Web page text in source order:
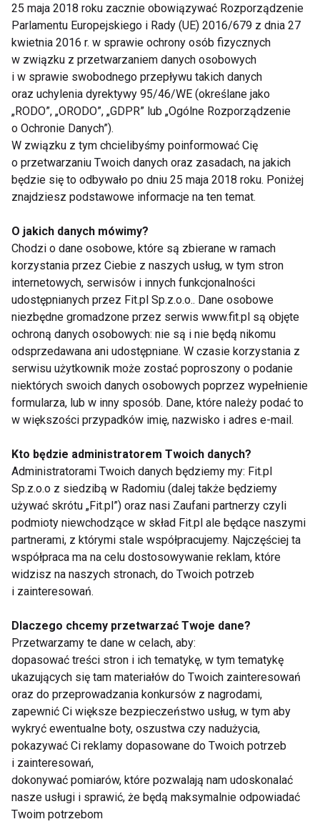
ASICSGRIP oraz AHARPLUS. Efektem jest bardzo
dobra przyczepność nie tylko na suchym asfalcie,
ale również na mokrych nawierzchniach czy
utwardzonych drogach szutrowych.
Równie dobrze prezentuje się trwałość. Wszystko
wskazuje na to, że GEL-KAYANO 33 bez problemu
poradzi sobie z bardzo dużymi przebiegami,
zachowując swoje właściwości przez setki
kilometrów.
Dla kogo jest GEL-KAYANO 33?
Po kilku treningach mam wrażenie, że GEL-KAYANO
33 to świetny wybór dla osób podobnych do mnie –
biegających rekreacyjnie, nieregularnie lub
wracających do aktywności po przerwie. To but,
który wybacza błędy,
Jeśli szukasz modelu do codziennych treningów,
długich spacerów czy spokojnych wybiegań, trudno
będzie narzekać. Natomiast osoby nastawione na
szybkie bieganie i walkę o rekordy prawdopodobnie
wybiorą coś bardziej dynamicznego.
25 maja 2018 roku zacznie obowiązywać Rozporządzenie
Parlamentu Europejskiego i Rady (UE) 2016/679 z dnia 27
kwietnia 2016 r. w sprawie ochrony osób fizycznych
w związku z przetwarzaniem danych osobowych
i w sprawie swobodnego przepływu takich danych
oraz uchylenia dyrektywy 95/46/WE (określane jako
„RODO”, „ORODO”, „GDPR” lub „Ogólne Rozporządzenie
o Ochronie Danych”).
W związku z tym chcielibyśmy poinformować Cię
o przetwarzaniu Twoich danych oraz zasadach, na jakich
będzie się to odbywało po dniu 25 maja 2018 roku. Poniżej
znajdziesz podstawowe informacje na ten temat.
O jakich danych mówimy?
Chodzi o dane osobowe, które są zbierane w ramach
korzystania przez Ciebie z naszych usług, w tym stron
internetowych, serwisów i innych funkcjonalności
udostępnianych przez Fit.pl Sp.z.o.o.. Dane osobowe
niezbędne gromadzone przez serwis www.fit.pl są objęte
ochroną danych osobowych: nie są i nie będą nikomu
odsprzedawana ani udostępniane. W czasie korzystania z
serwisu użytkownik może zostać poproszony o podanie
niektórych swoich danych osobowych poprzez wypełnienie
formularza, lub w inny sposób. Dane, które należy podać to
w większości przypadków imię, nazwisko i adres e-mail.
Kto będzie administratorem Twoich danych?
Administratorami Twoich danych będziemy my: Fit.pl
Sp.z.o.o z siedzibą w Radomiu (dalej także będziemy
używać skrótu „Fit.pl”) oraz nasi Zaufani partnerzy czyli
podmioty niewchodzące w skład Fit.pl ale będące naszymi
partnerami, z którymi stale współpracujemy. Najczęściej ta
współpraca ma na celu dostosowywanie reklam, które
widzisz na naszych stronach, do Twoich potrzeb
i zainteresowań.
Dlaczego chcemy przetwarzać Twoje dane?
Przetwarzamy te dane w celach, aby:
dopasować treści stron i ich tematykę, w tym tematykę
ukazujących się tam materiałów do Twoich zainteresowań
oraz do przeprowadzania konkursów z nagrodami,
zapewnić Ci większe bezpieczeństwo usług, w tym aby
wykryć ewentualne boty, oszustwa czy nadużycia,
pokazywać Ci reklamy dopasowane do Twoich potrzeb
i zainteresowań,
dokonywać pomiarów, które pozwalają nam udoskonalać
nasze usługi i sprawić, że będą maksymalnie odpowiadać
Twoim potrzebom